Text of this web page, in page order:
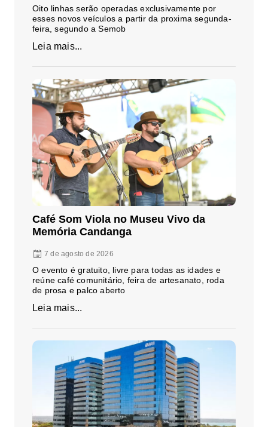
Oito linhas serão operadas exclusivamente por
esses novos veículos a partir da proxima segunda-
feira, segundo a Semob
Leia mais...
Café Som Viola no Museu Vivo da
Memória Candanga
7 de agosto de 2026
O evento é gratuito, livre para todas as idades e
reúne café comunitário, feira de artesanato, roda
de prosa e palco aberto
Leia mais...